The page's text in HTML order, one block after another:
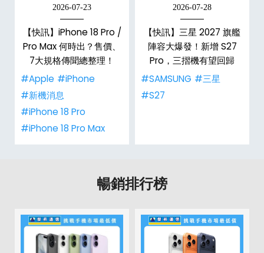
2026-07-23
【快訊】iPhone 18 Pro /
Pro Max 何時出？售價、
7大規格傳聞總整理！
#Apple #iPhone
#新機消息
#iPhone 18 Pro
#iPhone 18 Pro Max
2026-07-28
【快訊】三星 2027 旗艦
陣容大爆發！新增 S27
Pro，三摺機有望回歸
#SAMSUNG #三星
#S27
暢銷排行榜